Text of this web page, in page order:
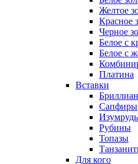
Желтое
Красное
Черное
Белое с
Белое с
Платина
Вставки
Сапфиры
Рубины
Топазы
Для кого